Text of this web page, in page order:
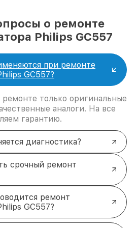
о ремонте
Philips GC557
при ремонте
GC557?
только оригинальные
аналоги. На все
гарантию.
диагностика?
срочный ремонт
ремонт
GC557?